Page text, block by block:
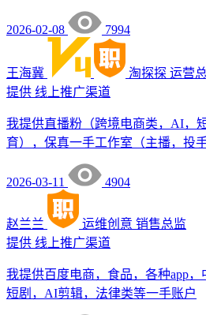
2026-02-08 7994
王海冀 淘探探 运营
提供 线上推广渠道
我提供直播粉（跨境电商类，AI，
育），保真一手工作室（主播，投手
2026-03-11 4904
赵兰兰 运维创意 销售总监
提供 线上推广渠道
我提供百度电商，食品，各种app，
短剧，AI剪辑，法律类等一手账户